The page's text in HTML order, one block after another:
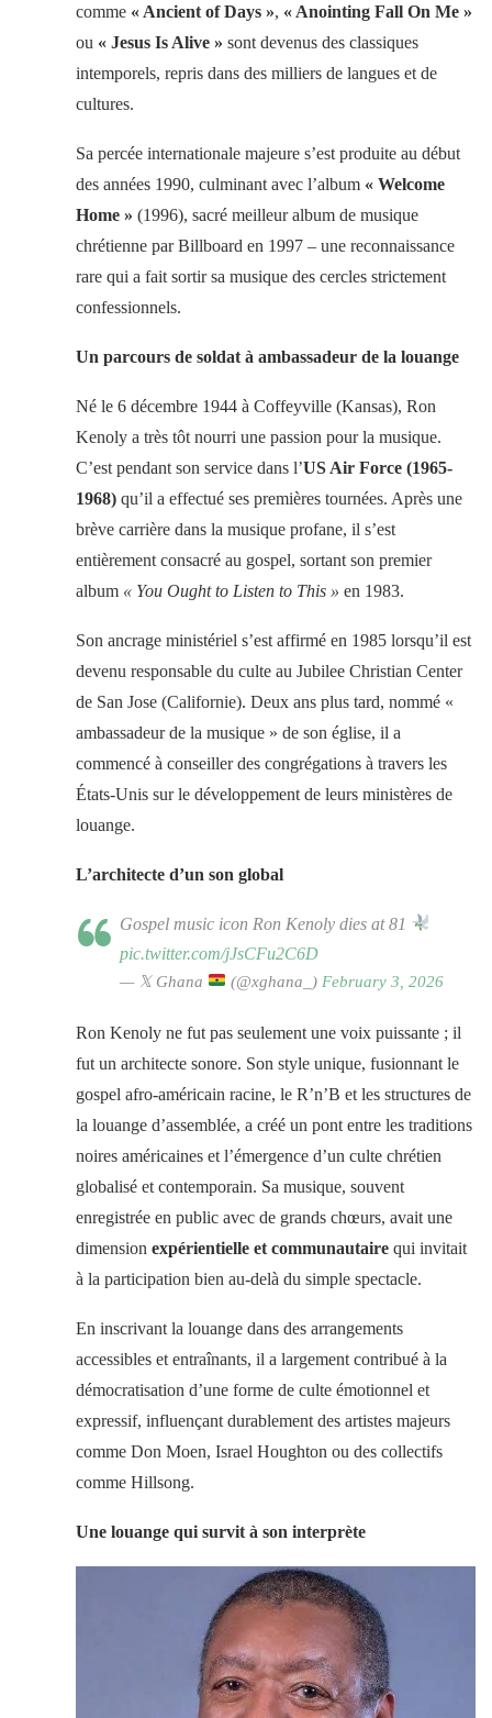
comme « Ancient of Days », « Anointing Fall On Me »
ou « Jesus Is Alive » sont devenus des classiques
intemporels, repris dans des milliers de langues et de
cultures.
Sa percée internationale majeure s’est produite au début
des années 1990, culminant avec l’album « Welcome
Home » (1996), sacré meilleur album de musique
chrétienne par Billboard en 1997 – une reconnaissance
rare qui a fait sortir sa musique des cercles strictement
confessionnels.
Un parcours de soldat à ambassadeur de la louange
Né le 6 décembre 1944 à Coffeyville (Kansas), Ron
Kenoly a très tôt nourri une passion pour la musique.
C’est pendant son service dans l’US Air Force (1965-
1968) qu’il a effectué ses premières tournées. Après une
brève carrière dans la musique profane, il s’est
entièrement consacré au gospel, sortant son premier
album « You Ought to Listen to This » en 1983.
Son ancrage ministériel s’est affirmé en 1985 lorsqu’il est
devenu responsable du culte au Jubilee Christian Center
de San Jose (Californie). Deux ans plus tard, nommé «
ambassadeur de la musique » de son église, il a
commencé à conseiller des congrégations à travers les
États-Unis sur le développement de leurs ministères de
louange.
L’architecte d’un son global
Gospel music icon Ron Kenoly dies at 81
pic.twitter.com/jJsCFu2C6D
— 𝕏 Ghana (@xghana_) February 3, 2026
Ron Kenoly ne fut pas seulement une voix puissante ; il
fut un architecte sonore. Son style unique, fusionnant le
gospel afro-américain racine, le R’n’B et les structures de
la louange d’assemblée, a créé un pont entre les traditions
noires américaines et l’émergence d’un culte chrétien
globalisé et contemporain. Sa musique, souvent
enregistrée en public avec de grands chœurs, avait une
dimension expérientielle et communautaire qui invitait
à la participation bien au-delà du simple spectacle.
En inscrivant la louange dans des arrangements
accessibles et entraînants, il a largement contribué à la
démocratisation d’une forme de culte émotionnel et
expressif, influençant durablement des artistes majeurs
comme Don Moen, Israel Houghton ou des collectifs
comme Hillsong.
Une louange qui survit à son interprète